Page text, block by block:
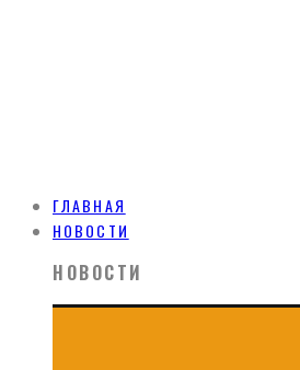
ГЛАВНАЯ
НОВОСТИ
НОВОСТИ